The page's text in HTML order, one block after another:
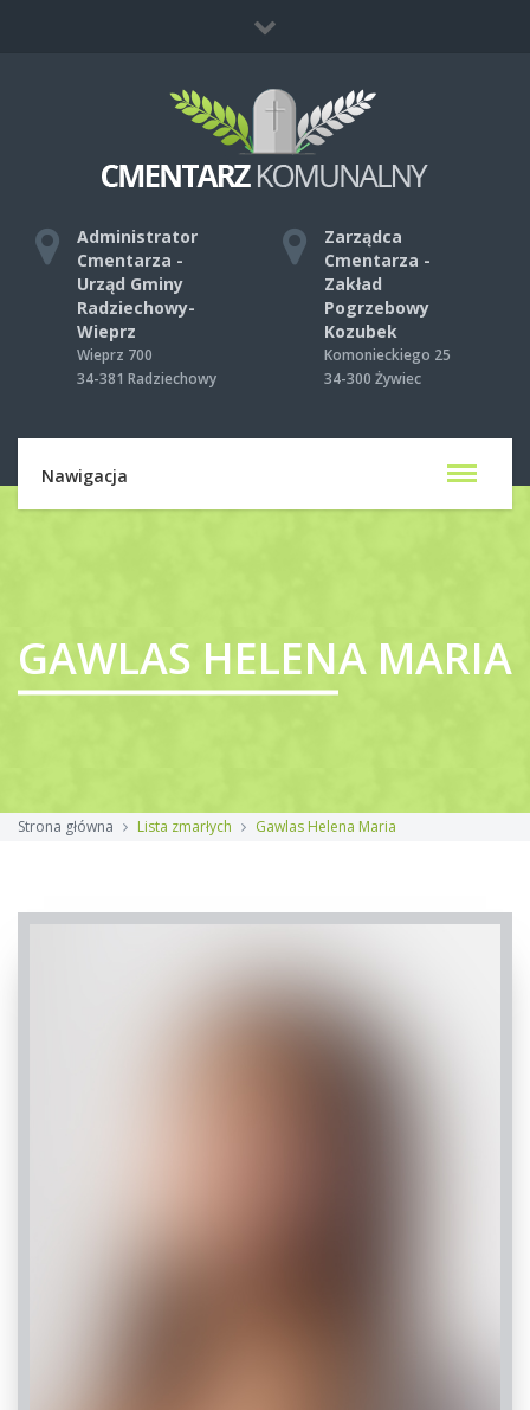
Co zrobić, gdy umrze ktoś bliski?
Kontakt
Administrator
Cmentarza -
Urząd Gminy
Radziechowy-
Wieprz
Wieprz 700
34-381 Radziechowy
Zarządca
Cmentarza -
Zakład
Pogrzebowy
Kozubek
Komonieckiego 25
34-300 Żywiec
Nawigacja
GAWLAS HELENA MARIA
Strona główna Lista zmarłych Gawlas Helena Maria